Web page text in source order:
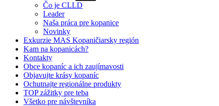
Čo je CLLD
Leader
Naša práca pre kopanice
Novinky
Exkurzie MAS Kopaničiarsky región
Kam na kopanicách?
Kontakty
Obce kopaníc a ich zaujímavosti
Objavujte krásy kopaníc
Ochutnajte regionálne produkty
TOP zážitky pre teba
Všetko pre návštevníka